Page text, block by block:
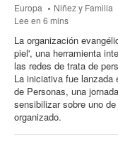
Europa
Niñez y Familia
Lee en 6 mins
La organización
piel', una herramienta
las redes de trata de
La iniciativa fue lanzada
de Personas, una
sensibilizar sobre uno
organizado.